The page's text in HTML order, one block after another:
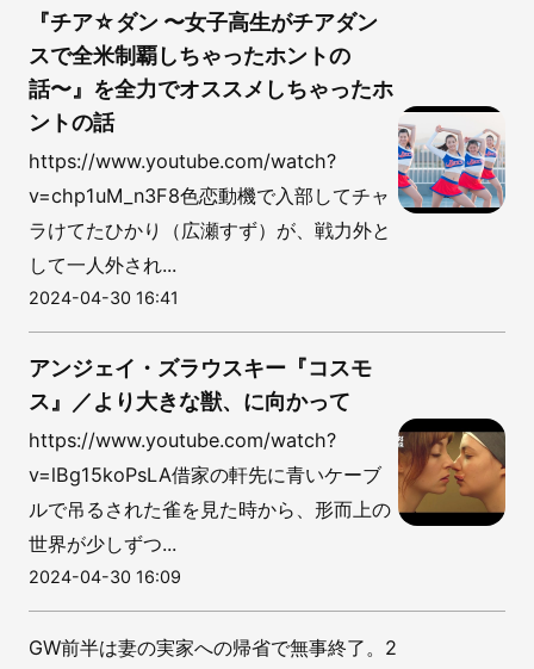
『チア☆ダン 〜女子高生がチアダン
スで全米制覇しちゃったホントの
話〜』を全力でオススメしちゃったホ
ントの話
https://www.youtube.com/watch?
v=chp1uM_n3F8色恋動機で入部してチャ
ラけてたひかり（広瀬すず）が、戦力外と
して一人外され...
2024-04-30 16:41
アンジェイ・ズラウスキー『コスモ
ス』／より大きな獣、に向かって
https://www.youtube.com/watch?
v=lBg15koPsLA借家の軒先に青いケーブ
ルで吊るされた雀を見た時から、形而上の
世界が少しずつ...
2024-04-30 16:09
GW前半は妻の実家への帰省で無事終了。2